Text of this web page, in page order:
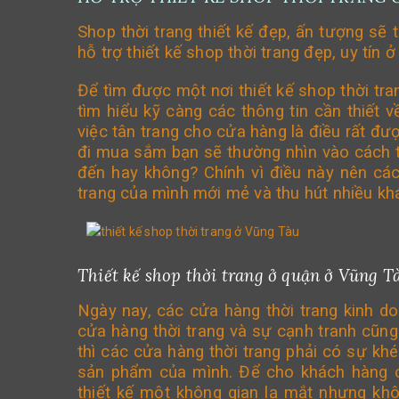
Shop thời trang thiết kế đẹp, ấn tượng sẽ
hỗ trợ thiết kế shop thời trang đẹp, uy tín
Để tìm được một nơi thiết kế shop thời
tìm hiểu kỹ càng các thông tin cần thiết
việc tân trang cho cửa hàng là điều rất
đi mua sắm bạn sẽ thường nhìn vào
đến hay không? Chính vì điều này nên
trang của mình mới mẻ và thu hút nhiều
Thiết kế shop thời trang ở quận ở Vũng
Ngày nay, các cửa hàng thời trang kinh
cửa hàng thời trang và sự cạnh tranh
thì các cửa hàng thời trang phải có sự
sản phẩm của mình. Để cho khách
thiết kế một không gian lạ mắt nhưng